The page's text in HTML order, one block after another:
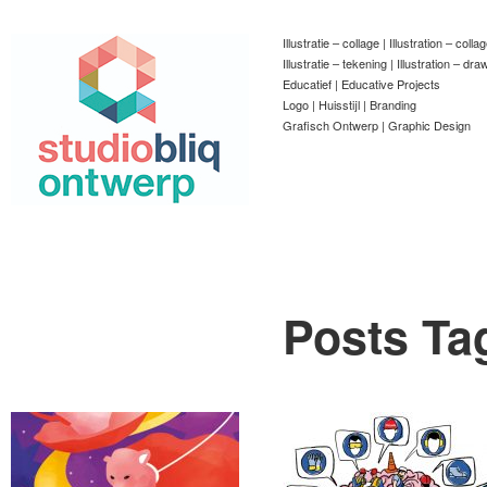
Illustratie – collage | Illustration –
Illustratie – tekening | Illustration –
Educatief | Educative Projects
Logo | Huisstijl | Branding
Grafisch Ontwerp | Graphic Design
Posts